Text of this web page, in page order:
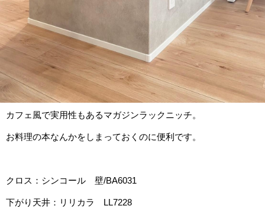
カフェ風で実用性もあるマガジンラックニッチ。
お料理の本なんかをしまっておくのに便利です。
クロス：シンコール 壁/BA6031
下がり天井：リリカラ LL7228